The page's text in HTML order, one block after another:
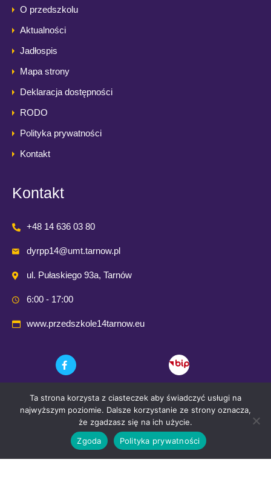
O przedszkolu
Aktualności
Jadłospis
Mapa strony
Deklaracja dostępności
RODO
Polityka prywatności
Kontakt
Kontakt
+48 14 636 03 80
dyrpp14@umt.tarnow.pl
ul. Pułaskiego 93a, Tarnów
6:00 - 17:00
www.przedszkole14tarnow.eu
© 2021 Przedszkole Publiczne nr. 14 w Tarnowie
Ta strona korzysta z ciasteczek aby świadczyć usługi na
najwyższym poziomie. Dalsze korzystanie ze strony oznacza,
że zgadzasz się na ich użycie.
Zgoda
Polityka prywatności